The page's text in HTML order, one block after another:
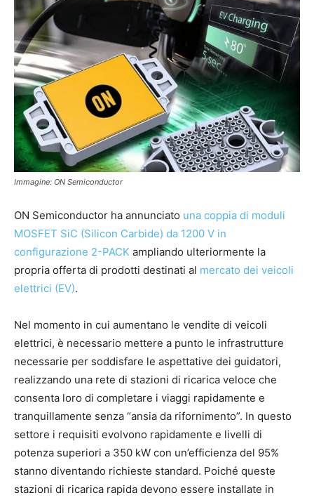
Immagine: ON Semiconductor
ON Semiconductor ha annunciato una coppia di moduli
MOSFET SiC (Silicon Carbide) da 1200 V in
configurazione 2-PACK ampliando ulteriormente la
propria offerta di prodotti destinati al mercato dei veicoli
elettrici (EV).
Nel momento in cui aumentano le vendite di veicoli
elettrici, è necessario mettere a punto le infrastrutture
necessarie per soddisfare le aspettative dei guidatori,
realizzando una rete di stazioni di ricarica veloce che
consenta loro di completare i viaggi rapidamente e
tranquillamente senza “ansia da rifornimento”. In questo
settore i requisiti evolvono rapidamente e livelli di
potenza superiori a 350 kW con un’efficienza del 95%
stanno diventando richieste standard. Poiché queste
stazioni di ricarica rapida devono essere installate in